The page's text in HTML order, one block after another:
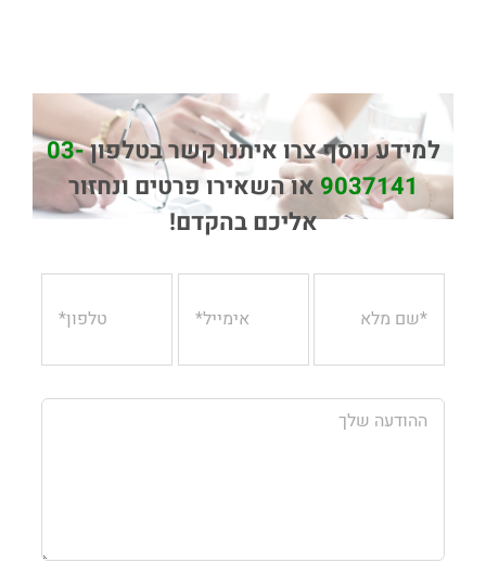
למידע נוסף צרו איתנו קשר בטלפון03-
9037141או השאירו פרטים ונחזור
אליכם בהקדם!